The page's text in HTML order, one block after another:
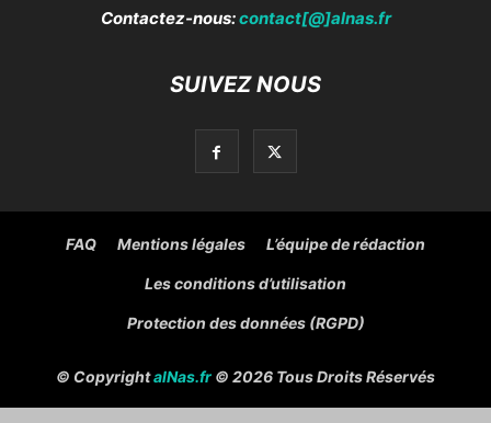
Contactez-nous:contact[@]alnas.fr
SUIVEZ NOUS
FAQ Mentions légales L’équipe de rédaction
Les conditions d’utilisation
Protection des données (RGPD)
© CopyrightalNas.fr © 2026 Tous Droits Réservés